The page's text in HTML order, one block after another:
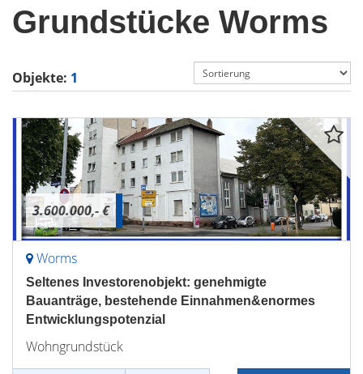
Grundstücke Worms
Objekte: 1
3.600.000,- €
Worms
Seltenes Investorenobjekt: genehmigte
Bauanträge, bestehende Einnahmen&enormes
Entwicklungspotenzial
Wohngrundstück